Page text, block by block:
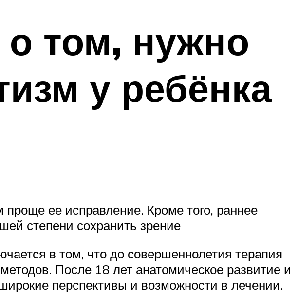
том, нужно
у ребёнка
ее исправление. Кроме того, раннее
степени сохранить зрение
в том, что до совершеннолетия терапия
После 18 лет анатомическое развитие и
перспективы и возможности в лечении.